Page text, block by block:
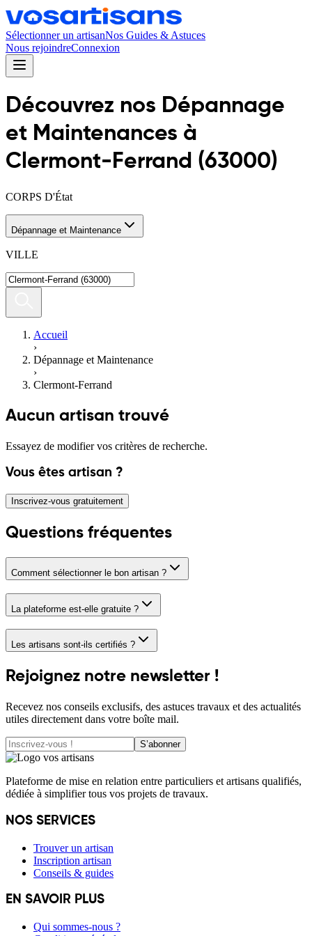
Sélectionner un artisanNos Guides & Astuces
Nous rejoindreConnexion
Découvrez nos Dépannage
et Maintenances à
Clermont-Ferrand (63000)
CORPS D'État
Dépannage et Maintenance
VILLE
Accueil
›
Dépannage et Maintenance
›
Clermont-Ferrand
Aucun artisan trouvé
Essayez de modifier vos critères de recherche.
Vous êtes artisan ?
Inscrivez-vous gratuitement
Questions fréquentes
Comment sélectionner le bon artisan ?
La plateforme est-elle gratuite ?
Les artisans sont-ils certifiés ?
Rejoignez notre newsletter !
Recevez nos conseils exclusifs, des astuces travaux et des actualités
utiles directement dans votre boîte mail.
S’abonner
Plateforme de mise en relation entre particuliers et artisans qualifiés,
dédiée à simplifier tous vos projets de travaux.
NOS SERVICES
Trouver un artisan
Inscription artisan
Conseils & guides
EN SAVOIR PLUS
Qui sommes-nous ?